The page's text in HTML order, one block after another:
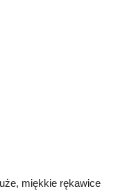
miękkie rękawice